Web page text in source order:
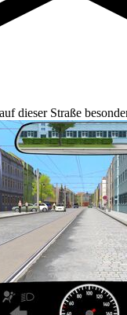
dieser Straße